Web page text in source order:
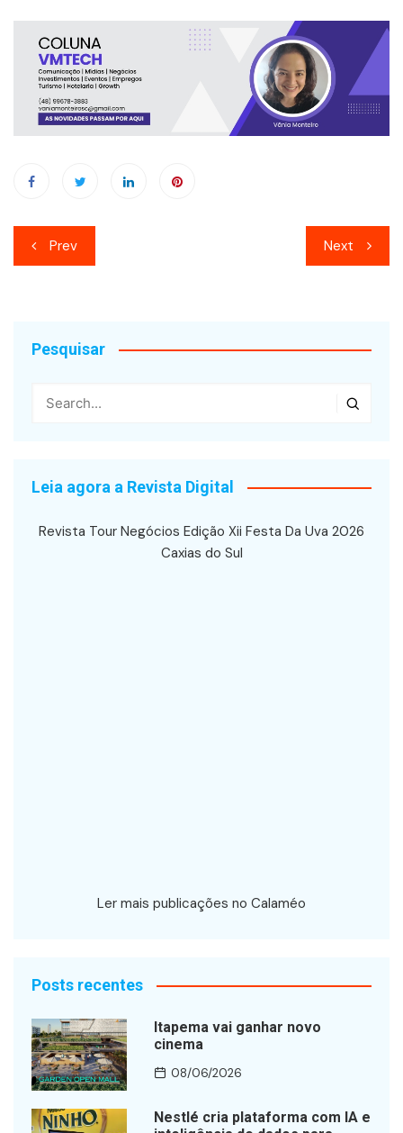
Navegação
de
Prev Next
Pesquisar
Leia agora a Revista Digital
Revista Tour Negócios Edição Xii Festa Da Uva 2026
Caxias do Sul
Ler mais publicações no Calaméo
Posts recentes
Itapema vai ganhar novo
cinema
08/06/2026
Nestlé cria plataforma com IA e